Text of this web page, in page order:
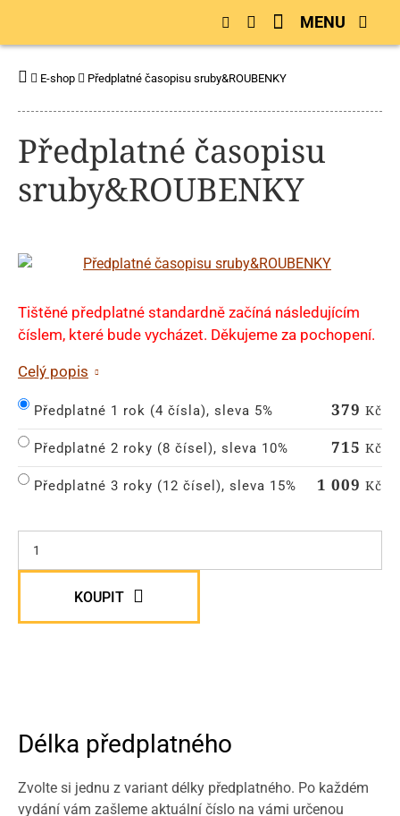
E-shop Předplatné časopisu sruby&ROUBENKY
Předplatné časopisu
sruby&ROUBENKY
Tištěné předplatné standardně začíná následujícím
číslem, které bude vycházet. Děkujeme za pochopení.
Celý popis
Předplatné 1 rok (4 čísla), sleva 5% 379 Kč
Předplatné 2 roky (8 čísel), sleva 10% 715 Kč
Předplatné 3 roky (12 čísel), sleva 15% 1 009 Kč
KOUPIT
Délka předplatného
Zvolte si jednu z variant délky předplatného. Po každém
vydání vám zašleme aktuální číslo na vámi určenou
MENU